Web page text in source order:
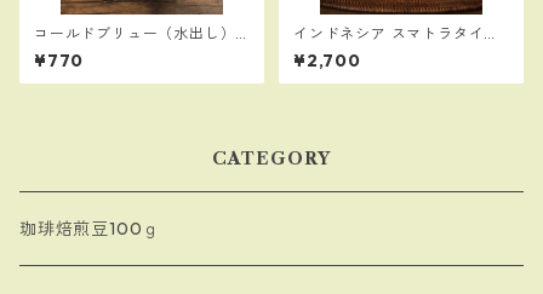
コールドブリュー（水出し）
コーヒーバッグ（２P）：グラ
ス約６杯分
¥770
インドネシア スマトラタイガ
ー（中深煎り）300g／苦味、
コク
¥2,700
CATEGORY
珈琲焙煎豆100ｇ